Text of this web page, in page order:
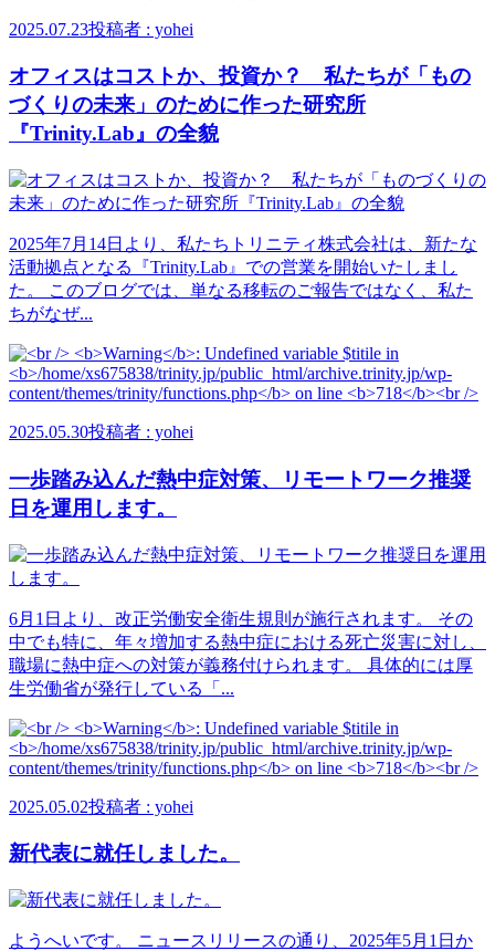
2025.07.23投稿者 : yohei
オフィスはコストか、投資か？ 私たちが「もの
づくりの未来」のために作った研究所
『Trinity.Lab』の全貌
2025年7月14日より、私たちトリニティ株式会社は、新たな
活動拠点となる『Trinity.Lab』での営業を開始いたしまし
た。 このブログでは、単なる移転のご報告ではなく、私た
ちがなぜ...
2025.05.30投稿者 : yohei
一歩踏み込んだ熱中症対策、リモートワーク推奨
日を運用します。
6月1日より、改正労働安全衛生規則が施行されます。 その
中でも特に、年々増加する熱中症における死亡災害に対し、
職場に熱中症への対策が義務付けられます。 具体的には厚
生労働省が発行している「...
2025.05.02投稿者 : yohei
新代表に就任しました。
ようへいです。 ニュースリリースの通り、2025年5月1日か